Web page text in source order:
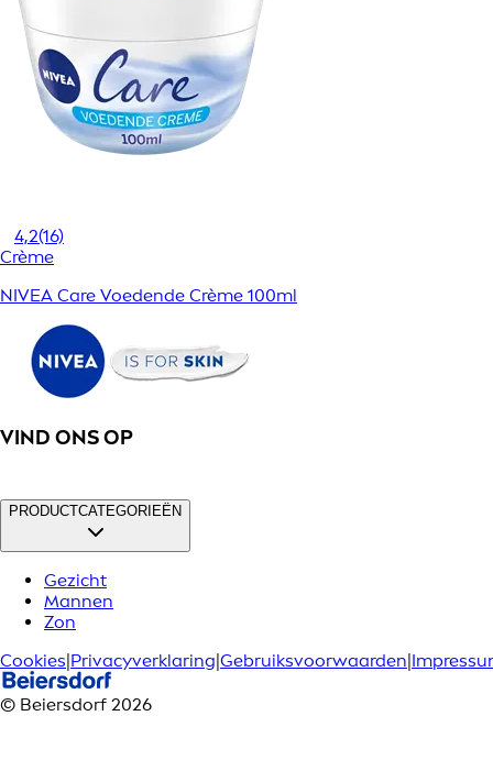
4,2(16)
Crème
NIVEA Care Voedende Crème 100ml
VIND ONS OP
PRODUCTCATEGORIEËN
Gezicht
Mannen
Zon
Cookies|Privacyverklaring|Gebruiksvoorwaarden|
© Beiersdorf 2026